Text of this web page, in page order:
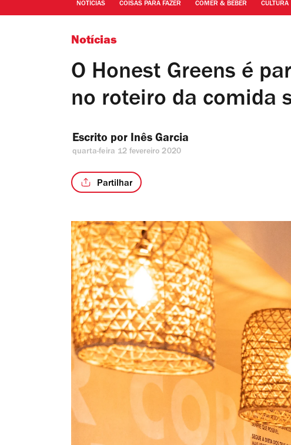
NOTÍCIAS COISAS PARA FAZER COMER & BEBER CULTURA
Notícias
O Honest Greens é
no roteiro da comida
Escrito por Inês Garcia
quarta-feira 12 fevereiro 2020
Partilhar